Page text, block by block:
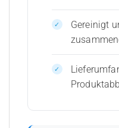
Gereinigt